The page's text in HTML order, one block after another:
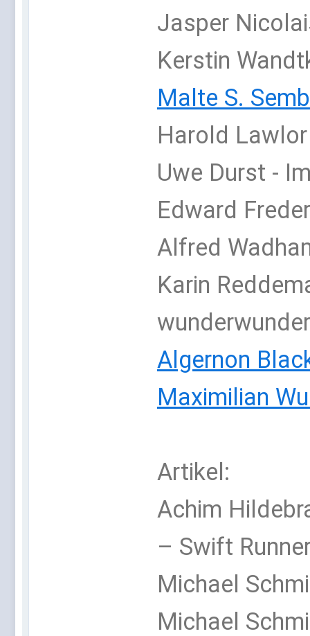
Jasper
Kerstin
Malte S.
Harold
Uwe Durst -
Edward
Alfred
Karin
Algernon
Maximilian
Artikel:
Achim
– Swift
Michael
Michael